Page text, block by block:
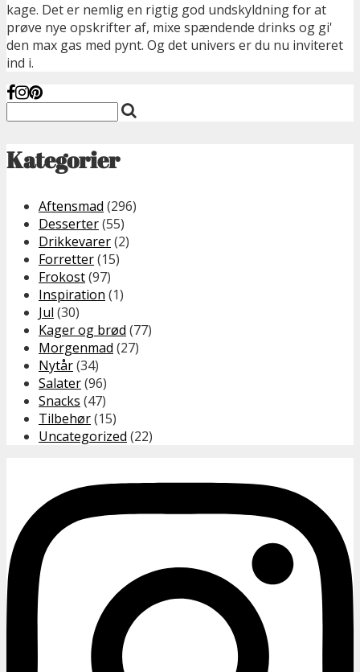
kage. Det er nemlig en rigtig god undskyldning for at
prøve nye opskrifter af, mixe spændende drinks og gi'
den max gas med pynt. Og det univers er du nu inviteret
ind i.
Kategorier
Aftensmad (296)
Desserter(55)
Drikkevarer(2)
Forretter(15)
Frokost(97)
Inspiration (1)
Jul (30)
Kager og brød (77)
Morgenmad (27)
Nytår(34)
Salater(96)
Snacks (47)
Tilbehør(15)
Uncategorized (22)